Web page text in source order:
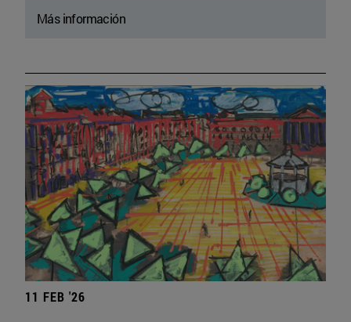
Más información
11 FEB '26